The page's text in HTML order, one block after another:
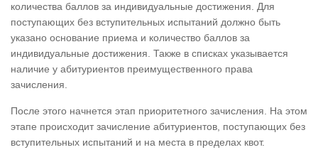
количества баллов за индивидуальные достижения. Для
поступающих без вступительных испытаний должно быть
указано основание приема и количество баллов за
индивидуальные достижения. Также в списках указывается
наличие у абитуриентов преимущественного права
зачисления.
После этого начнется этап приоритетного зачисления. На этом
этапе происходит зачисление абитуриентов, поступающих без
вступительных испытаний и на места в пределах квот.